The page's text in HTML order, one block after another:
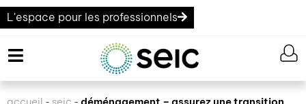
L'espace pour les professionnels